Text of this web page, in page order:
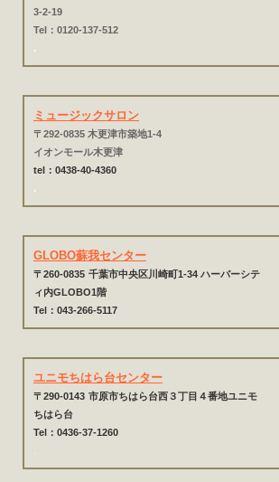
3-2-19
Tel：0120-137-512
.
ミュージックサロン
〒292-0835 木更津市築地1-4
イオンモール木更津
tel：0438-40-4360
.
GLOBO蘇我センター
〒260-0835 千葉市中央区川崎町1-34 ハーバーシテ
ィ内GLOBO1階
Tel：043-266-5117
ユニモちはら台センター
〒290-0143 市原市ちはら台西３丁目４番地ユニモ
ちはら台
Tel：0436-37-1260